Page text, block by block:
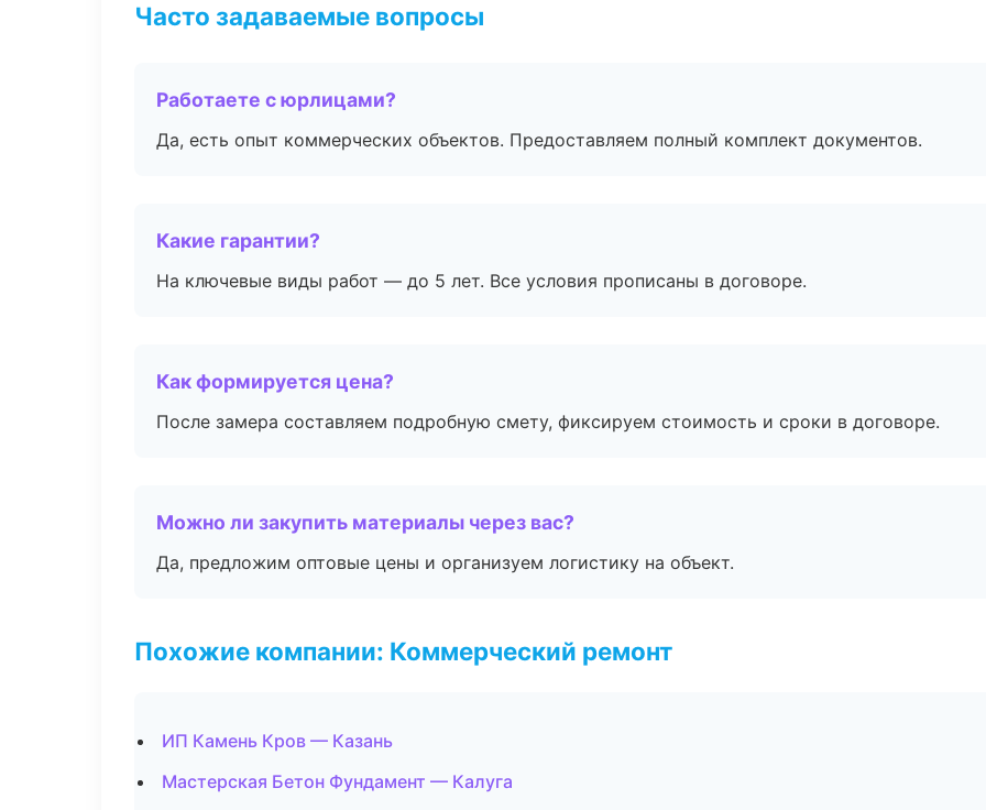
Часто задаваемые вопросы
Работаете с юрлицами?
Да, есть опыт коммерческих объектов. Предоставляем полный комплект документов.
Какие гарантии?
На ключевые виды работ — до 5 лет. Все условия прописаны в договоре.
Как формируется цена?
После замера составляем подробную смету, фиксируем стоимость и сроки в договоре.
Можно ли закупить материалы через вас?
Да, предложим оптовые цены и организуем логистику на объект.
Похожие компании: Коммерческий ремонт
ИП Камень Кров — Казань
Мастерская Бетон Фундамент — Калуга